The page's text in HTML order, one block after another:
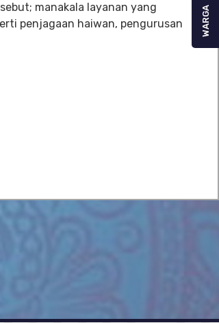
manakala layanan yang
penjagaan haiwan, pengurusan
WARGA